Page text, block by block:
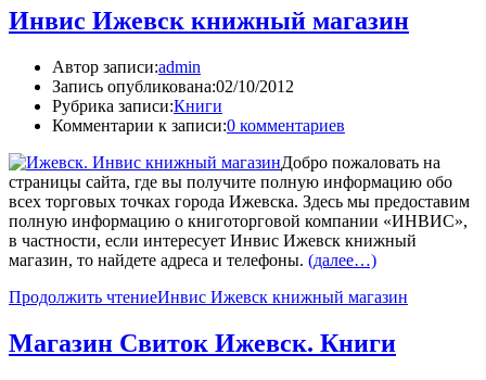
Инвис Ижевск книжный магазин
Автор записи:admin
Запись опубликована:02/10/2012
Рубрика записи:Книги
Комментарии к записи:0 комментариев
Добро пожаловать на
страницы сайта, где вы получите полную информацию обо
всех торговых точках города Ижевска. Здесь мы предоставим
полную информацию о книготорговой компании «ИНВИС»,
в частности, если интересует Инвис Ижевск книжный
магазин, то найдете адреса и телефоны. (далее…)
Продолжить чтениеИнвис Ижевск книжный магазин
Магазин Свиток Ижевск. Книги